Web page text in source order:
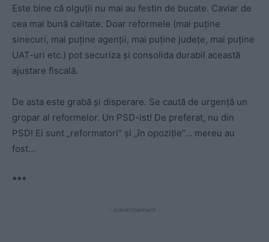
Este bine că olguții nu mai au festin de bucate. Caviar de
cea mai bună calitate. Doar reformele (mai puține
sinecuri, mai puține agenții, mai puține județe, mai puține
UAT-uri etc.) pot securiza și consolida durabil această
ajustare fiscală.
De asta este grabă și disperare. Se caută de urgență un
gropar al reformelor. Un PSD-ist! De preferat, nu din
PSD! Ei sunt „reformatori” și „în opoziție”… mereu au
fost…
***
- Advertisement -